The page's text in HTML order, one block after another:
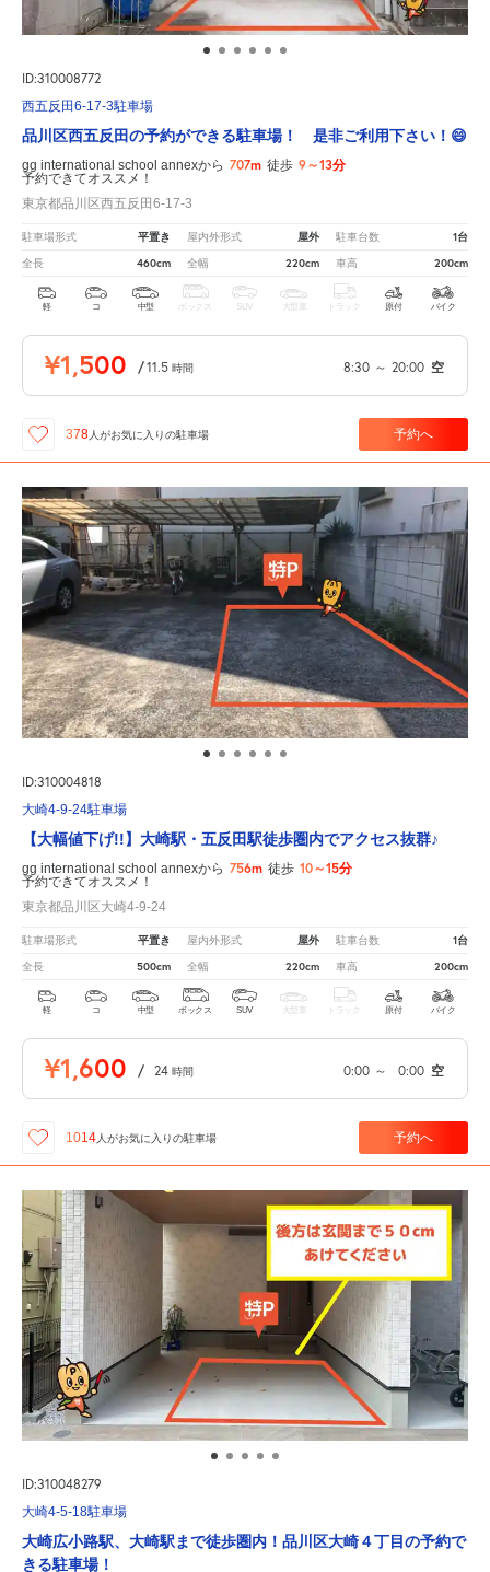
ID:310008772
西五反田6-17-3駐車場
品川区西五反田の予約ができる駐車場！ 是非ご利用下さい！😄
gg international school annexから 707m 徒歩 9～13分
予約できてオススメ！
東京都品川区西五反田6-17-3
駐車場形式 平置き 屋内外形式 屋外 駐車台数 1台
全長 460cm 全幅 220cm 車高 200cm
軽 コ 中型 ボックス SUV 大型車 トラック 原付 バイク
¥1,500 /11.5 時間 8:30 ～ 20:00 空
378人がお気に入りの駐車場 予約へ
ID:310004818
大崎4-9-24駐車場
【大幅値下げ!!】大崎駅・五反田駅徒歩圏内でアクセス抜群♪
gg international school annexから 756m 徒歩 10～15分
予約できてオススメ！
東京都品川区大崎4-9-24
駐車場形式 平置き 屋内外形式 屋外 駐車台数 1台
全長 500cm 全幅 220cm 車高 200cm
軽 コ 中型 ボックス SUV 大型車 トラック 原付 バイク
¥1,600 / 24 時間 0:00 ～ 0:00 空
1014人がお気に入りの駐車場 予約へ
ID:310048279
大崎4-5-18駐車場
大崎広小路駅、大崎駅まで徒歩圏内！品川区大崎４丁目の予約で
きる駐車場！